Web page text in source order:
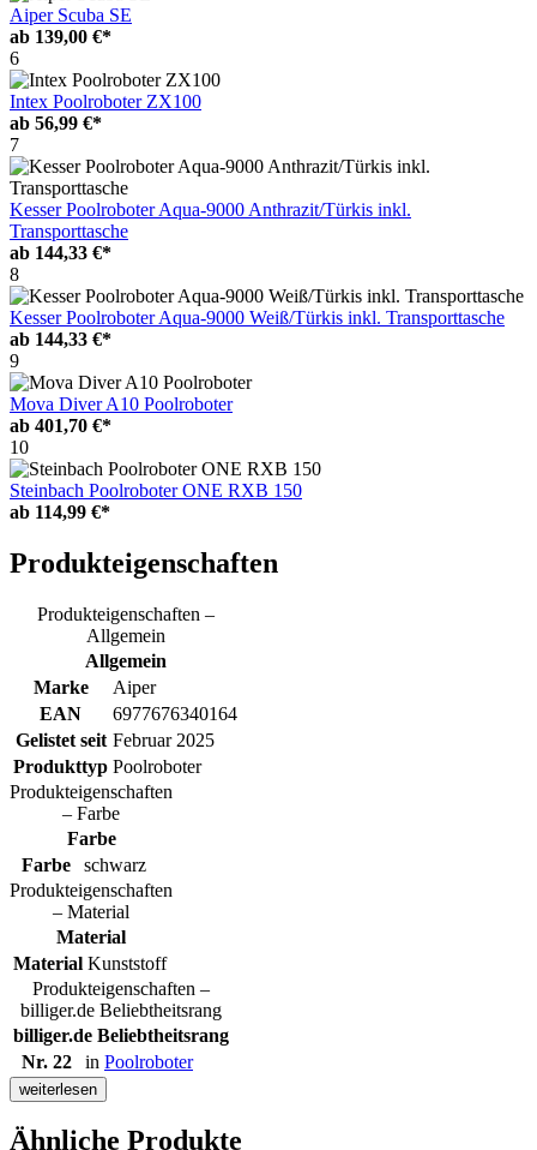
Aiper Scuba SE
ab 139,00 €*
6
Intex Poolroboter ZX100
ab 56,99 €*
7
Kesser Poolroboter Aqua-9000 Anthrazit/Türkis inkl.
Transporttasche
ab 144,33 €*
8
Kesser Poolroboter Aqua-9000 Weiß/Türkis inkl. Transporttasche
ab 144,33 €*
9
Mova Diver A10 Poolroboter
ab 401,70 €*
10
Steinbach Poolroboter ONE RXB 150
ab 114,99 €*
Produkteigenschaften
Produkteigenschaften –
Allgemein
Allgemein
Marke
Aiper
EAN
6977676340164
Gelistet seit Februar 2025
Produkttyp Poolroboter
Produkteigenschaften
– Farbe
Farbe
Farbe
schwarz
Produkteigenschaften
– Material
Material
Material Kunststoff
Produkteigenschaften –
billiger.de Beliebtheitsrang
billiger.de Beliebtheitsrang
Nr. 22
in Poolroboter
weiterlesen
Ähnliche Produkte